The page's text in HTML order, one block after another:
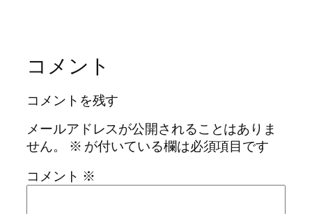
コメント
コメントを残す
メールアドレスが公開されることはありま
せん。
※ が付いている欄は必須項目です
コメント ※